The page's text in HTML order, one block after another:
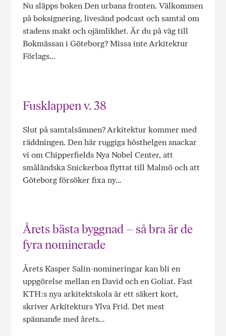
Nu släpps boken Den urbana fronten. Välkommen
på boksignering, livesänd podcast och samtal om
stadens makt och ojämlikhet. Är du på väg till
Bokmässan i Göteborg? Missa inte Arkitektur
Förlags…
Fusklappen v. 38
Slut på samtalsämnen? Arkitektur kommer med
räddningen. Den här ruggiga hösthelgen snackar
vi om Chipperfields Nya Nobel Center, att
småländska Snickerboa flyttat till Malmö och att
Göteborg försöker fixa ny…
Årets bästa byggnad – så bra är de
fyra nominerade
Årets Kasper Salin-nomineringar kan bli en
uppgörelse mellan en David och en Goliat. Fast
KTH:s nya arkitektskola är ett säkert kort,
skriver Arkitekturs Ylva Frid. Det mest
spännande med årets…